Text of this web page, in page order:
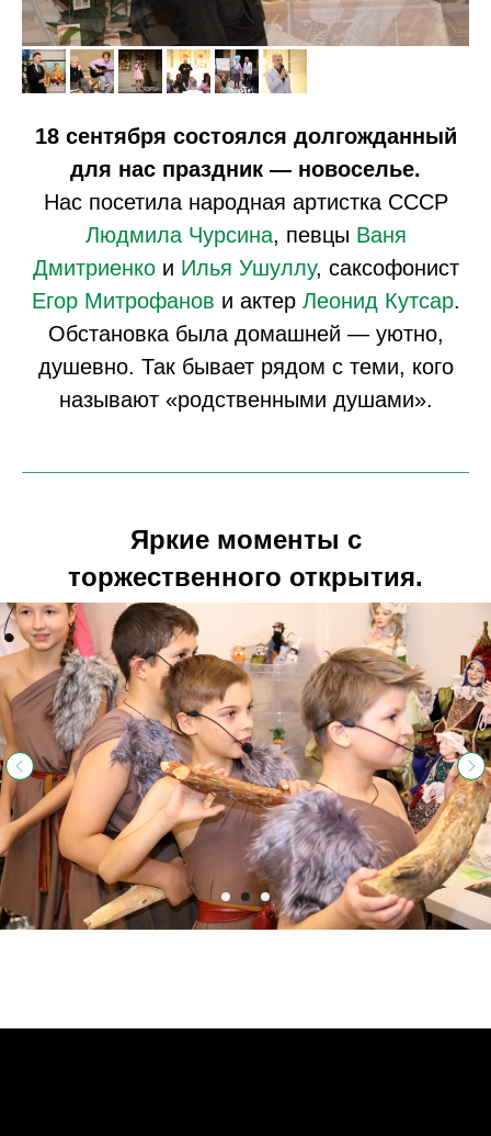
18 сентября состоялся долгожданный
для нас праздник — новоселье.
Нас посетила народная артистка СССР
Людмила Чурсина, певцы Ваня
Дмитриенкои Илья Ушуллу, саксофонист
Егор Митрофанов и актерЛеонид Кутсар.
Обстановка была домашней — уютно,
душевно. Так бывает рядом с теми, кого
называют «родственными душами».
Яркие моменты с
торжественного открытия.